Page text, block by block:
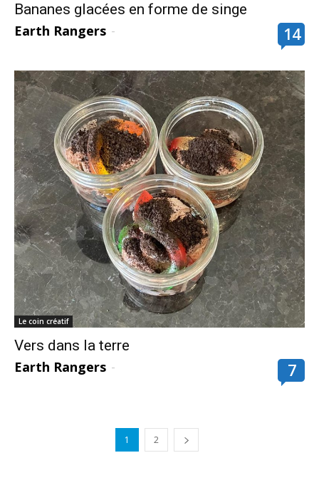
Bananes glacées en forme de singe
Earth Rangers - 14
Le coin créatif
Vers dans la terre
Earth Rangers - 7
1 2